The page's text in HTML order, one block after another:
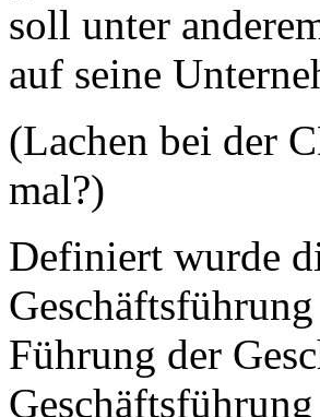
soll unter
auf seine
(Lachen bei der
mal?)
Definiert wurde
Führung der